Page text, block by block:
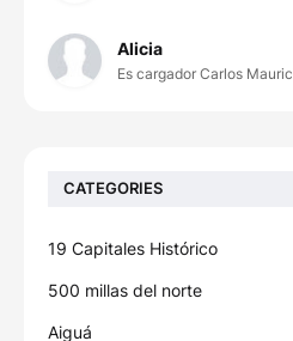
Alicia
Es cargador Carlos
CATEGORIES
19 Capitales Histórico
500 millas del norte
Aiguá